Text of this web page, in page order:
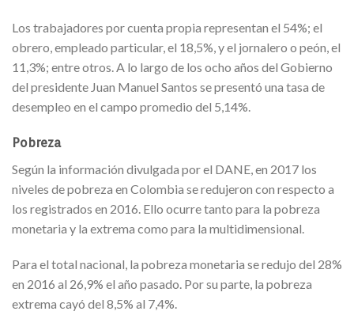
Los trabajadores por cuenta propia representan el 54%; el
obrero, empleado particular, el 18,5%, y el jornalero o peón, el
11,3%; entre otros. A lo largo de los ocho años del Gobierno
del presidente Juan Manuel Santos se presentó una tasa de
desempleo en el campo promedio del 5,14%.
Pobreza
Según la información divulgada por el DANE, en 2017 los
niveles de pobreza en Colombia se redujeron con respecto a
los registrados en 2016. Ello ocurre tanto para la pobreza
monetaria y la extrema como para la multidimensional.
Para el total nacional, la pobreza monetaria se redujo del 28%
en 2016 al 26,9% el año pasado. Por su parte, la pobreza
extrema cayó del 8,5% al 7,4%.